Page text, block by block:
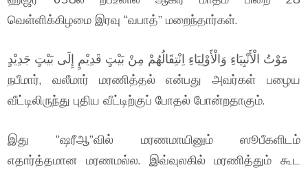
வெள்ளிக்கிழமை இரவு “வபாத்” மறைந்தார்கள்.
مَوْتُ الْأَنْبِيَاءِ وَالْأَوْلِيَاءِ اِنْتِقَالُهُمْ مِنْ بَيْتٍ قَدِيْمٍ إِلَى بَيْتٍ جَدِيْدٍ
நபீமார், வலீமார் மரணித்தல் என்பது அவர்கள் பழைய
வீட்டிலிருந்து புதிய வீட்டிற்குப் போதல் போன்றதாகும்.
இது “ஷரீஆ”வில் மரணமாயினும் ஸூபீகளிடம்
எதார்த்தமான மரணமல்ல. இவ்வுலகில் மரணித்தும் கூட